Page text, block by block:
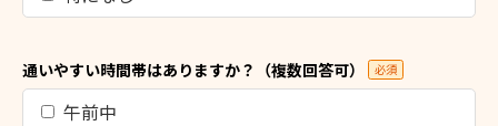
通いやすい時間帯はありますか？（複数回答可） 必須
午前中